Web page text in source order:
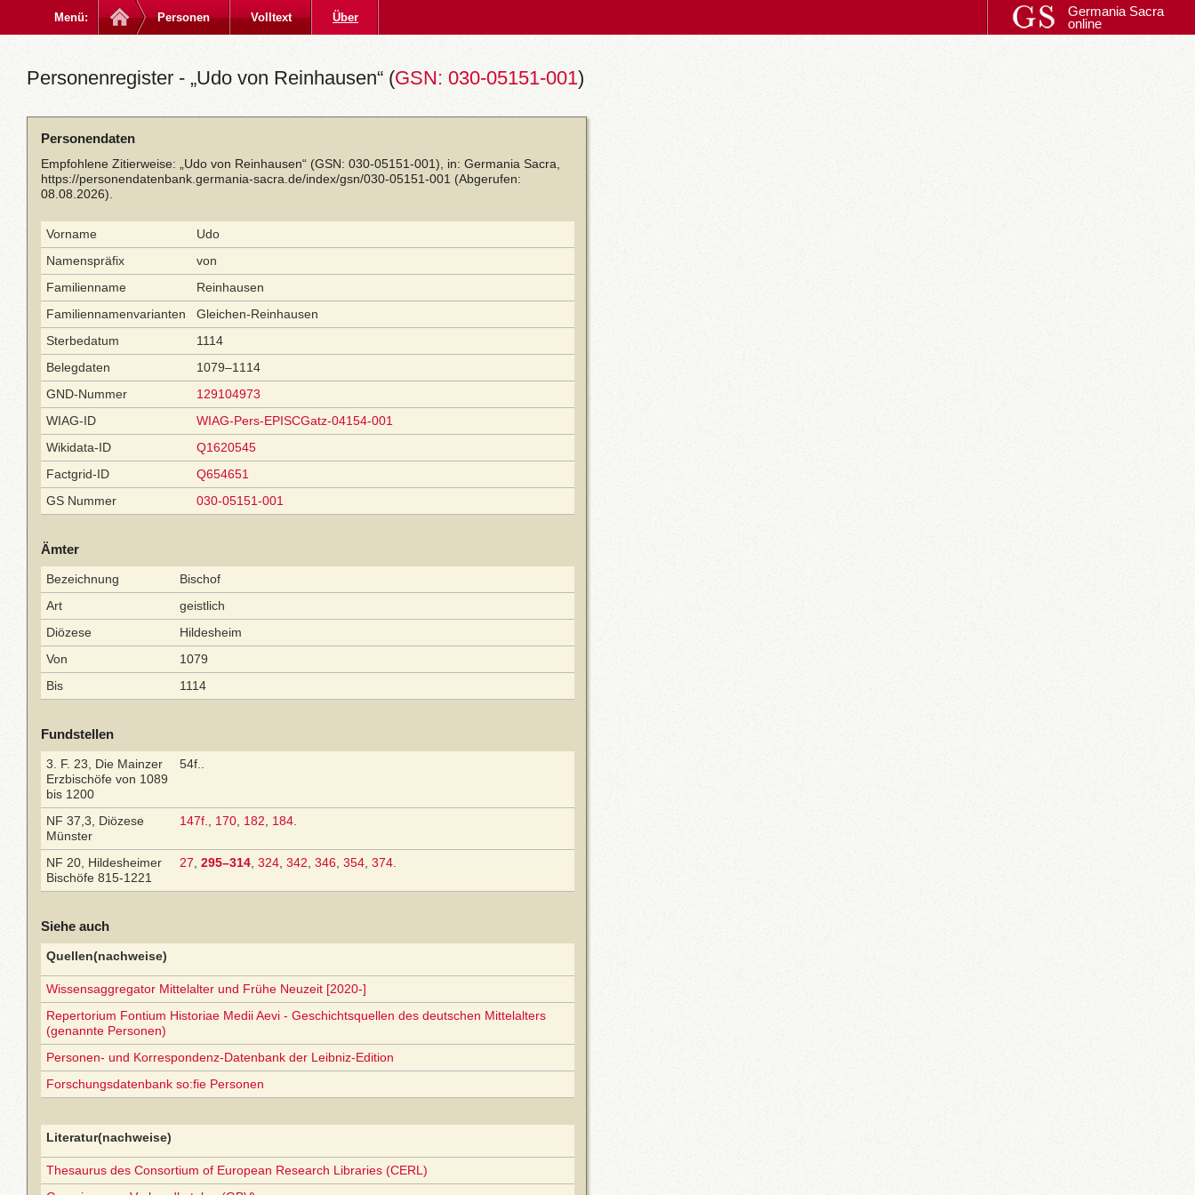
Menü: Personen Volltext Über
Germania Sacra
online
Personenregister - „Udo von Reinhausen“ (GSN: 030-05151-001)
Personendaten
Empfohlene Zitierweise: „Udo von Reinhausen“ (GSN: 030-05151-001), in: Germania Sacra,
https://personendatenbank.germania-sacra.de/index/gsn/030-05151-001 (Abgerufen:
08.08.2026).
Vorname
Udo
Namenspräfix
von
Familienname
Reinhausen
Familiennamenvarianten
Gleichen-Reinhausen
Sterbedatum
1114
Belegdaten
1079–1114
GND-Nummer
129104973
WIAG-ID
WIAG-Pers-EPISCGatz-04154-001
Wikidata-ID
Q1620545
Factgrid-ID
Q654651
GS Nummer
030-05151-001
Ämter
Bezeichnung
Bischof
Art
geistlich
Diözese
Hildesheim
Von
1079
Bis
1114
Fundstellen
3. F. 23, Die Mainzer
Erzbischöfe von 1089
bis 1200
54f..
NF 37,3, Diözese
Münster
147f. 170 182 184
NF 20, Hildesheimer
Bischöfe 815-1221
27 295–314 324 342 346 354 374
Siehe auch
Quellen(nachweise)
Wissensaggregator Mittelalter und Frühe Neuzeit [2020-]
Repertorium Fontium Historiae Medii Aevi - Geschichtsquellen des deutschen Mittelalters
(genannte Personen)
Personen- und Korrespondenz-Datenbank der Leibniz-Edition
Forschungsdatenbank so:fie Personen
Literatur(nachweise)
Thesaurus des Consortium of European Research Libraries (CERL)